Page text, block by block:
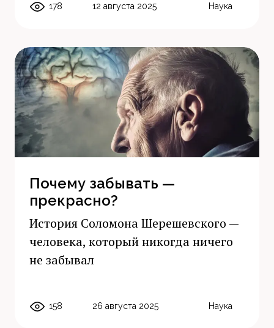
178 12 августа 2025 Наука
Почему забывать —
прекрасно?
История Соломона Шерешевского —
человека, который никогда ничего
не забывал
158 26 августа 2025 Наука